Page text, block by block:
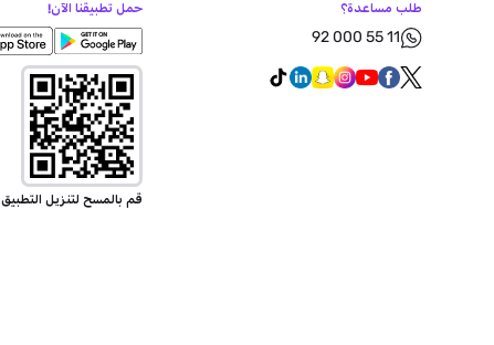
طلب مساعدة؟
92 000 55 11
حمل تطبيقنا الآن!
قم بالمسح لتنزيل التطبيق